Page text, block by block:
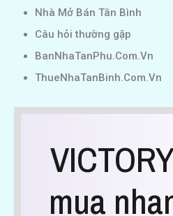
Nhà Mở Bán Tân Bình
Câu hỏi thường gặp
BanNhaTanPhu.Com.Vn
ThueNhaTanBinh.Com.Vn
mua